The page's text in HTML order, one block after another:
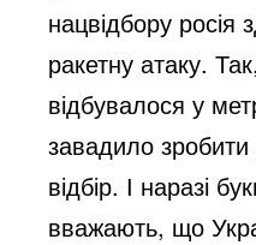
нацвідбору росія
ракетну атаку.
відбувалося у
завадило
відбір. І наразі
вважають, що